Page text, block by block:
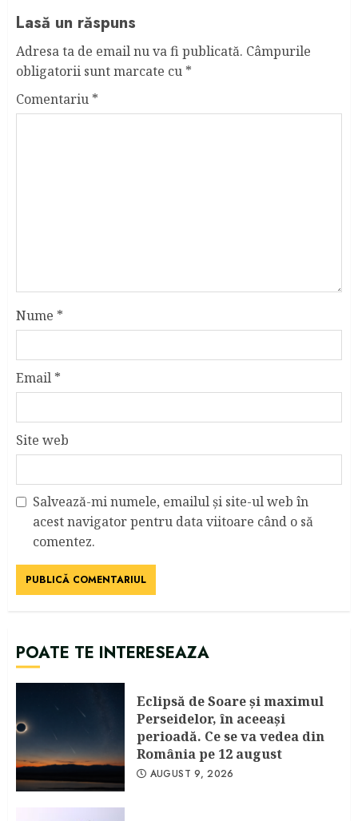
Lasă un răspuns
Adresa ta de email nu va fi publicată. Câmpurile
obligatorii sunt marcate cu *
Comentariu *
Nume *
Email *
Site web
Salvează-mi numele, emailul și site-ul web în
acest navigator pentru data viitoare când o să
comentez.
POATE TE INTERESEAZA
Eclipsă de Soare și maximul
Perseidelor, în aceeași
perioadă. Ce se va vedea din
România pe 12 august
AUGUST 9, 2026